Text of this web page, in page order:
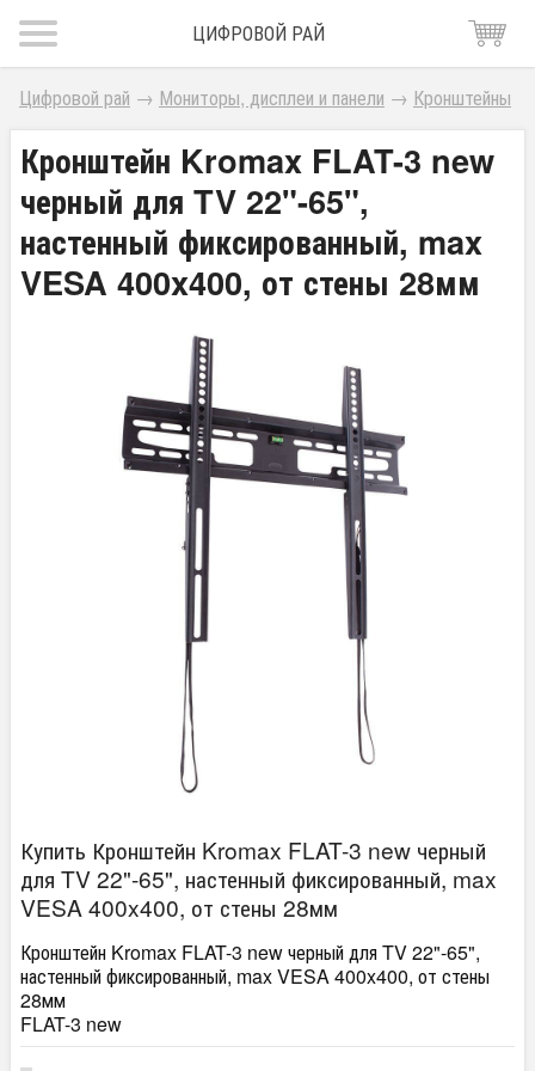
ЦИФРОВОЙ РАЙ
Цифровой рай → Мониторы, дисплеи и панели → Кронштейны
Кронштейн Kromax FLAT-3 new
черный для TV 22"-65",
настенный фиксированный, max
VESA 400x400, от стены 28мм
Купить Кронштейн Kromax FLAT-3 new черный
для TV 22"-65", настенный фиксированный, max
VESA 400x400, от стены 28мм
Кронштейн Kromax FLAT-3 new черный для TV 22"-65",
настенный фиксированный, max VESA 400x400, от стены
28мм
FLAT-3 new